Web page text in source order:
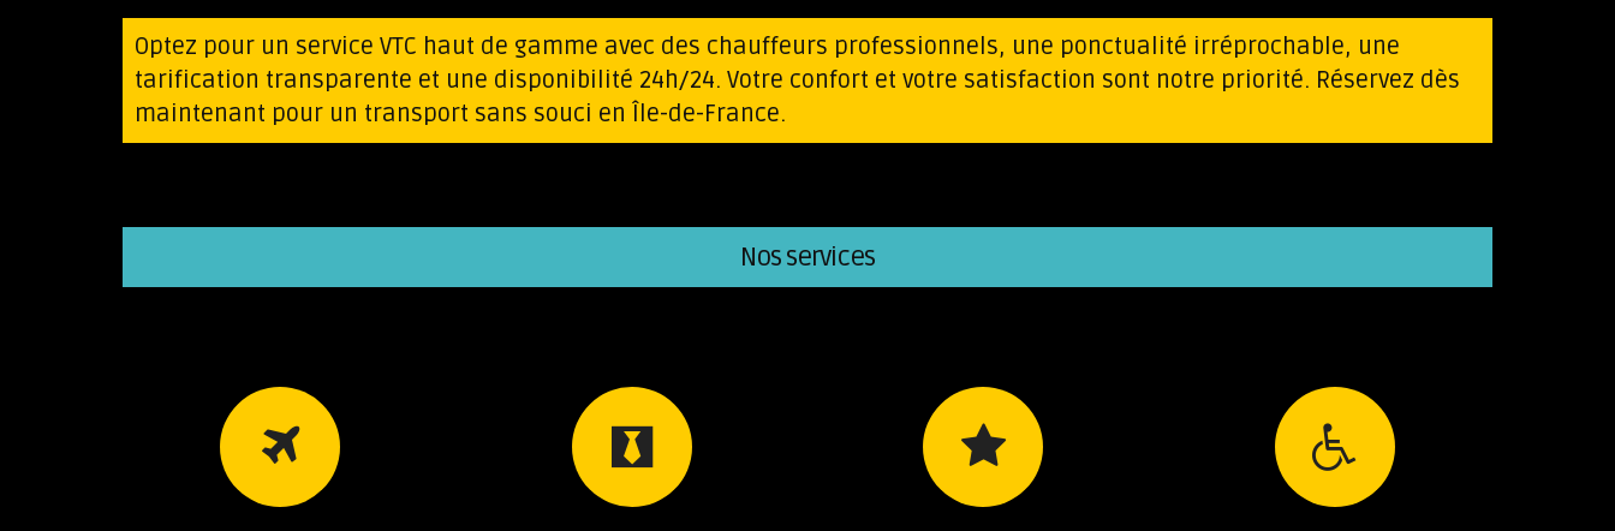
Optez pour un service VTC haut de gamme avec des chauffeurs professionnels, une ponctualité irréprochable, une
tarification transparente et une disponibilité 24h/24. Votre confort et votre satisfaction sont notre priorité. Réservez dès
maintenant pour un transport sans souci en Île-de-France.
Nos services